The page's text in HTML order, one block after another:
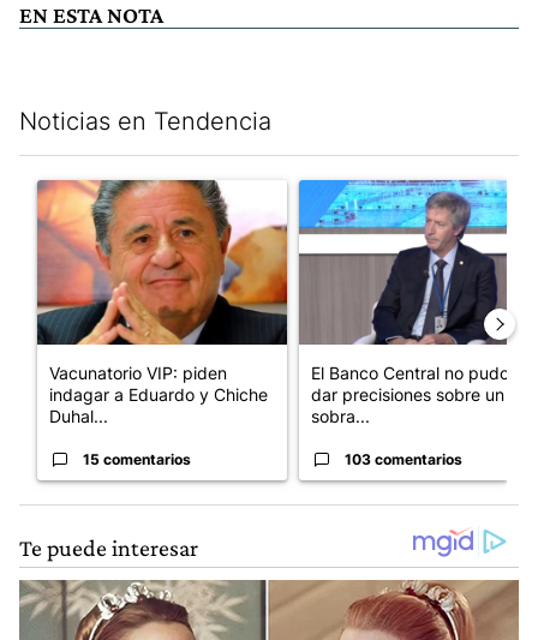
EN ESTA NOTA
Noticias en Tendencia
Un artículo de tendencia con el título "Vacunatorio VIP: piden
Vacunatorio VIP: piden
indagar a Eduardo y Chiche
Duhal...
15 comentarios
Un artículo de tendencia
El Banco Central no pudo
dar precisiones sobre un
sobra...
103 comentarios